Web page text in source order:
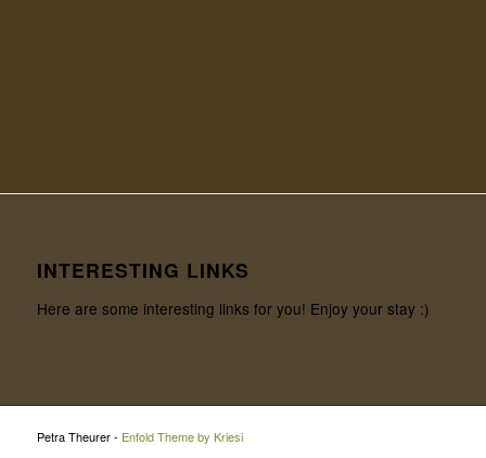
INTERESTING LINKS
Here are some interesting links for you! Enjoy your stay :)
Petra Theurer - Enfold Theme by Kriesi